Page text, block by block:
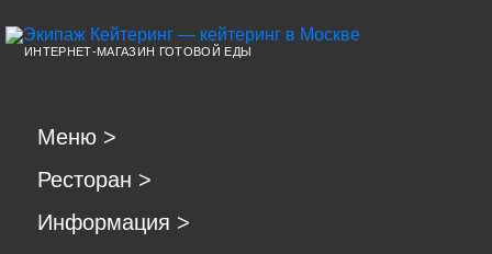
ИНТЕРНЕТ-МАГАЗИН ГОТОВОЙ ЕДЫ
Меню >
Ресторан >
Информация >